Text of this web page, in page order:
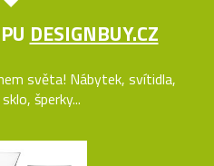
DESIGNBUY.CZ
světa! Nábytek, svítidla,
šperky...